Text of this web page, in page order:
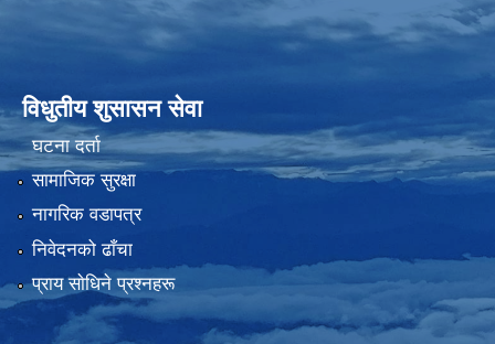
विधुतीय शुसासन सेवा
घटना दर्ता
सामाजिक सुरक्षा
नागरिक वडापत्र
निवेदनको ढाँचा
प्राय साेधिने प्रश्नहरू